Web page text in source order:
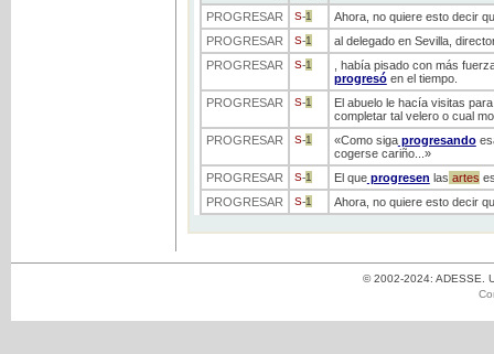
PROGRESAR
S-1
Ahora, no quiere esto decir
PROGRESAR
S-1
al delegado en Sevilla,
PROGRESAR
S-1
, había pisado con más
progresóen el tiempo.
PROGRESAR
S-1
El abuelo le hacía visitas
completar tal velero o cual
PROGRESAR
S-1 «Como sigaprogresando
cogerse cariño...»
PROGRESAR
S-1 El queprogresen las artes
PROGRESAR
S-1 Ahora, no quiere esto decir
© 2002-2024: ADESSE.